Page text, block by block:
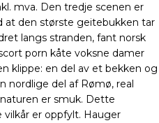
mva. Den tredje scenen er
at den største geitebukken tar
langs stranden, fant norsk
porn kåte voksne damer
klippe: en del av et bekken og
nordlige del af Rømø, real
er smuk. Dette
er oppfylt. Hauger